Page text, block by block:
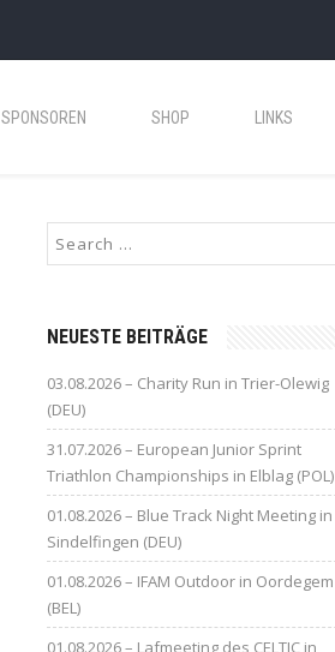
SPONSOREN SHOP LINKS
NEUESTE BEITRÄGE
03.08.2026 – Charity Run in Trier-Olewig
(DEU)
31.07.2026 – European Junior Sprint
Triathlon Championships in Elblag (POL)
01.08.2026 – Blue Track Night Meeting in
Sindelfingen (DEU)
01.08.2026 – IFAM Outdoor in Oordegem
(BEL)
01.08.2026 – Lafmeeting des CELTIC in